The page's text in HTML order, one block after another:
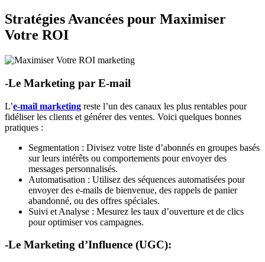
Stratégies Avancées pour Maximiser
Votre ROI
-Le Marketing par E-mail
L’e-mail marketing reste l’un des canaux les plus rentables pour
fidéliser les clients et générer des ventes. Voici quelques bonnes
pratiques :
Segmentation : Divisez votre liste d’abonnés en groupes basés
sur leurs intérêts ou comportements pour envoyer des
messages personnalisés.
Automatisation : Utilisez des séquences automatisées pour
envoyer des e-mails de bienvenue, des rappels de panier
abandonné, ou des offres spéciales.
Suivi et Analyse : Mesurez les taux d’ouverture et de clics
pour optimiser vos campagnes.
-Le Marketing d’Influence (UGC):